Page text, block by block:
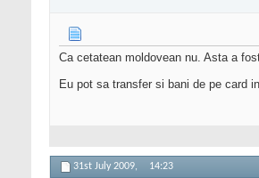
Ca cetatean moldovean nu. Asta a
Eu pot sa transfer si bani de pe card
31st July 2009, 14:23